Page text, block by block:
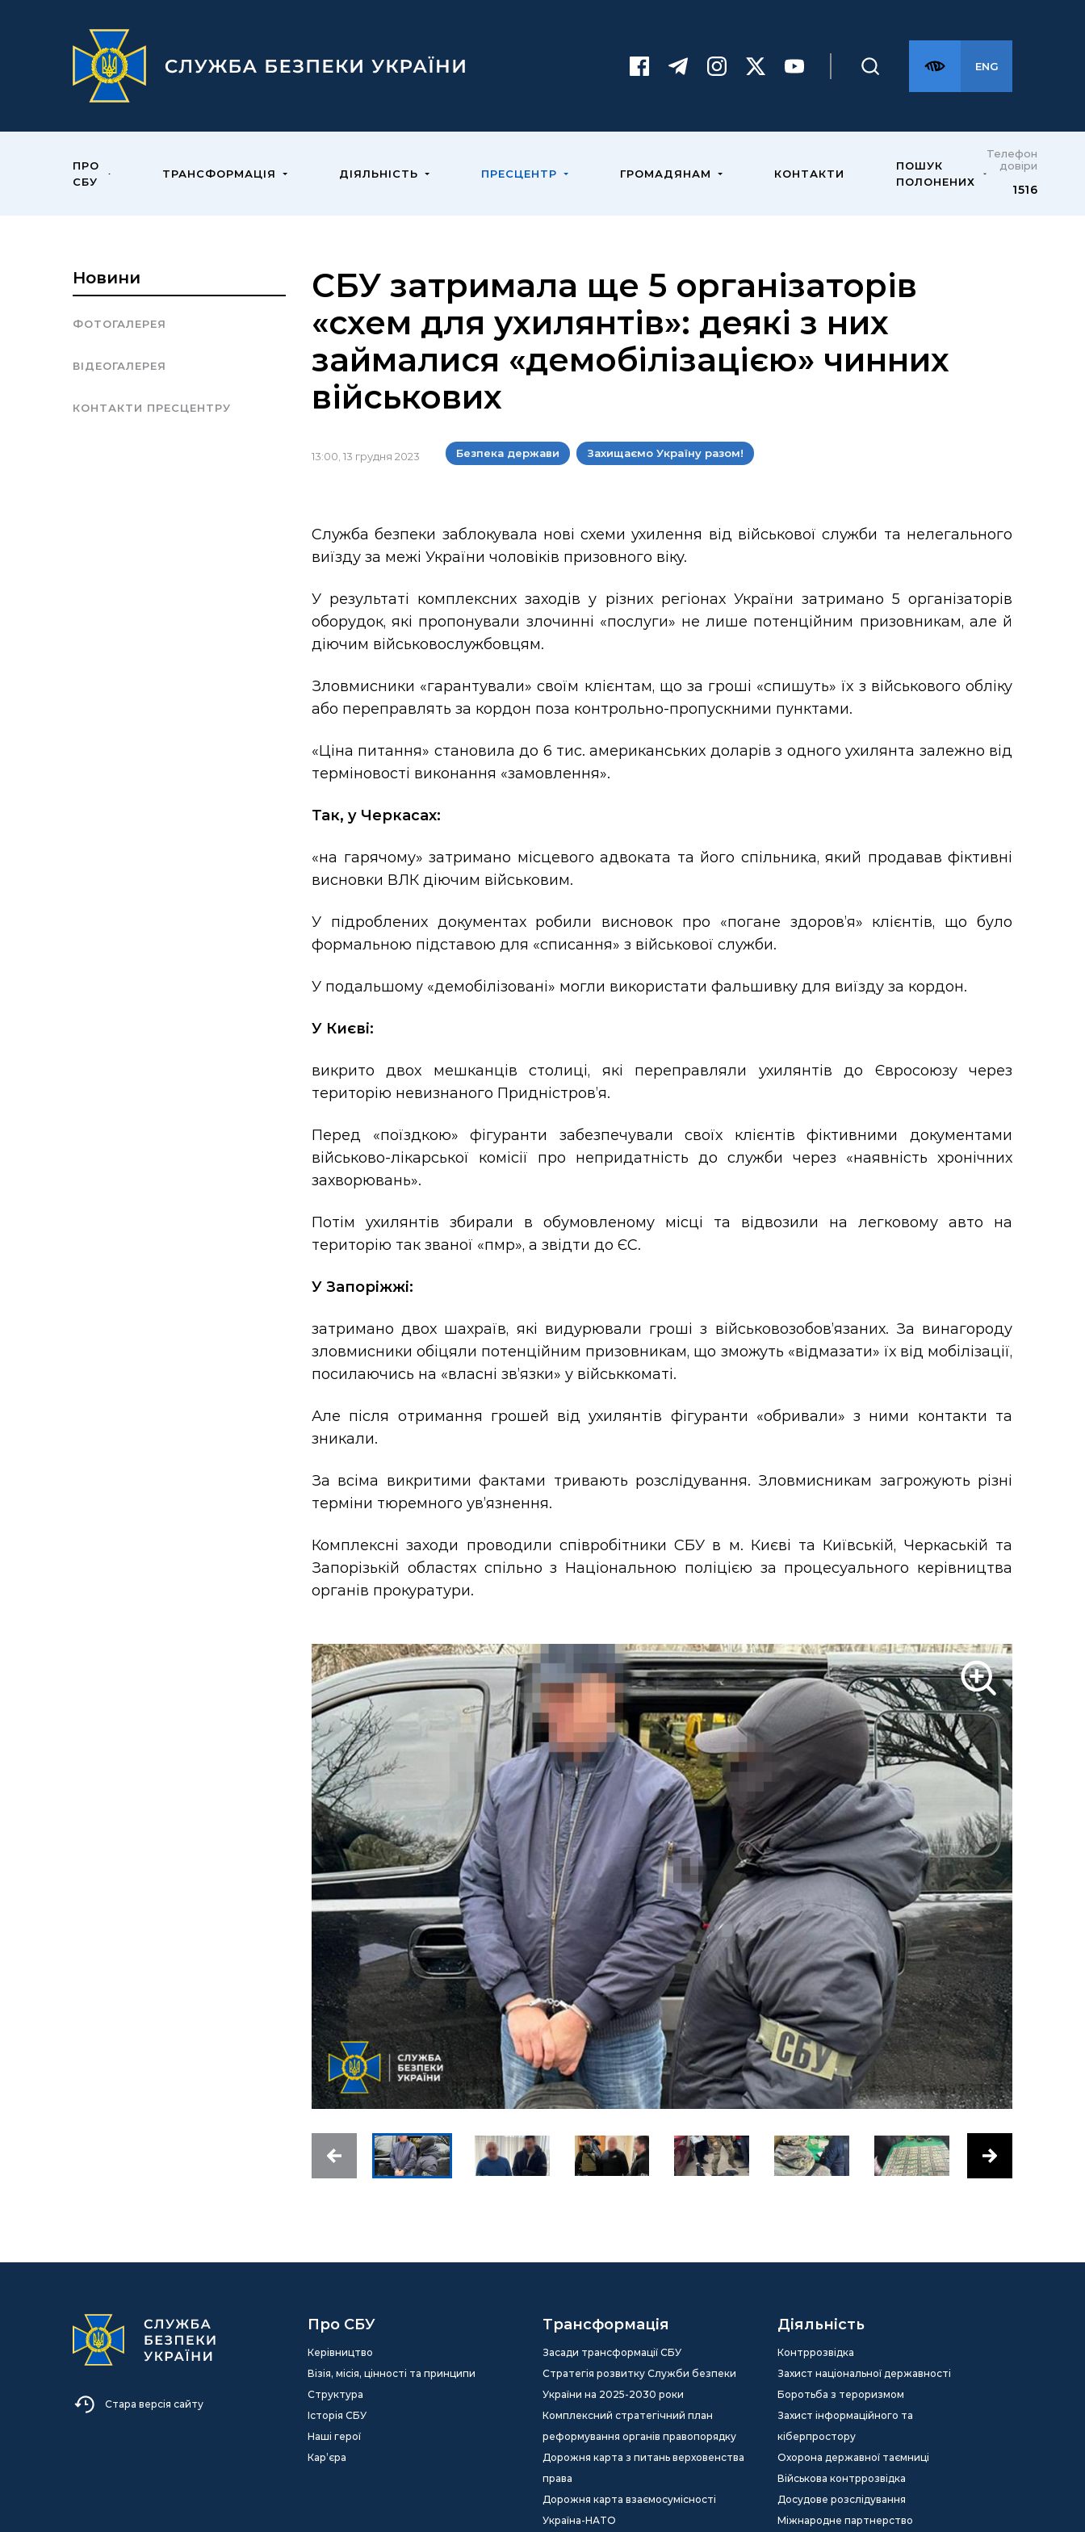
ENG
ПРО
СБУ
ТРАНСФОРМАЦІЯ ДІЯЛЬНІСТЬ ПРЕСЦЕНТР ГРОМАДЯНАМ КОНТАКТИ
ПОШУК
ПОЛОНЕНИХ
Телефон
довіри
1516
Новини
ФОТОГАЛЕРЕЯ
ВІДЕОГАЛЕРЕЯ
КОНТАКТИ ПРЕСЦЕНТРУ
СБУ затримала ще 5 організаторів
«схем для ухилянтів»: деякі з них
займалися «демобілізацією» чинних
військових
13:00, 13 грудня 2023 Безпека держави Захищаємо Україну разом!
Служба безпеки заблокувала нові схеми ухилення від військової служби та нелегального
виїзду за межі України чоловіків призовного віку.
У результаті комплексних заходів у різних регіонах України затримано 5 організаторів
оборудок, які пропонували злочинні «послуги» не лише потенційним призовникам, але й
діючим військовослужбовцям.
Зловмисники «гарантували» своїм клієнтам, що за гроші «спишуть» їх з військового обліку
або переправлять за кордон поза контрольно-пропускними пунктами.
«Ціна питання» становила до 6 тис. американських доларів з одного ухилянта залежно від
терміновості виконання «замовлення».
Так, у Черкасах:
«на гарячому» затримано місцевого адвоката та його спільника, який продавав фіктивні
висновки ВЛК діючим військовим.
У підроблених документах робили висновок про «погане здоров’я» клієнтів, що було
формальною підставою для «списання» з військової служби.
У подальшому «демобілізовані» могли використати фальшивку для виїзду за кордон.
У Києві:
викрито двох мешканців столиці, які переправляли ухилянтів до Євросоюзу через
територію невизнаного Придністров’я.
Перед «поїздкою» фігуранти забезпечували своїх клієнтів фіктивними документами
військово-лікарської комісії про непридатність до служби через «наявність хронічних
захворювань».
Потім ухилянтів збирали в обумовленому місці та відвозили на легковому авто на
територію так званої «пмр», а звідти до ЄС.
У Запоріжжі:
затримано двох шахраїв, які видурювали гроші з військовозобов’язаних. За винагороду
зловмисники обіцяли потенційним призовникам, що зможуть «відмазати» їх від мобілізації,
посилаючись на «власні зв’язки» у військкоматі.
Але після отримання грошей від ухилянтів фігуранти «обривали» з ними контакти та
зникали.
За всіма викритими фактами тривають розслідування. Зловмисникам загрожують різні
терміни тюремного ув’язнення.
Комплексні заходи проводили співробітники СБУ в м. Києві та Київській, Черкаській та
Запорізькій областях спільно з Національною поліцією за процесуального керівництва
органів прокуратури.
Стара версія сайту
Про СБУ
Керівництво
Візія, місія, цінності та принципи
Структура
Історія СБУ
Наші герої
Кар’єра
Трансформація
Засади трансформації СБУ
Стратегія розвитку Служби безпеки
України на 2025-2030 роки
Комплексний стратегічний план
реформування органів правопорядку
Дорожня карта з питань верховенства
права
Дорожня карта взаємосумісності
Україна-НАТО
Діяльність
Контррозвідка
Захист національної державності
Боротьба з тероризмом
Захист інформаційного та
кіберпростору
Охорона державної таємниці
Військова контррозвідка
Досудове розслідування
Міжнародне партнерство